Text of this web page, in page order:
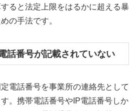
ると法定上限をはるかに超える暴
の手法です。
話番号が記載されていない
電話番号を事業所の連絡先として
。携帯電話番号やIP電話番号しか